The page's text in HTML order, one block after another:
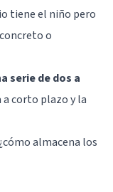
tiene el niño pero
o
serie de dos a
corto plazo y la
almacena los